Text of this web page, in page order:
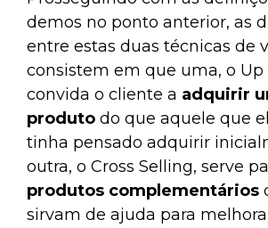
demos no ponto anterior, as
entre estas duas técnicas de
consistem em que uma, o Up
convida o cliente a adquirir
produto do que aquele que
tinha pensado adquirir
outra, o Cross Selling, serve
produtos complementários
sirvam de ajuda para